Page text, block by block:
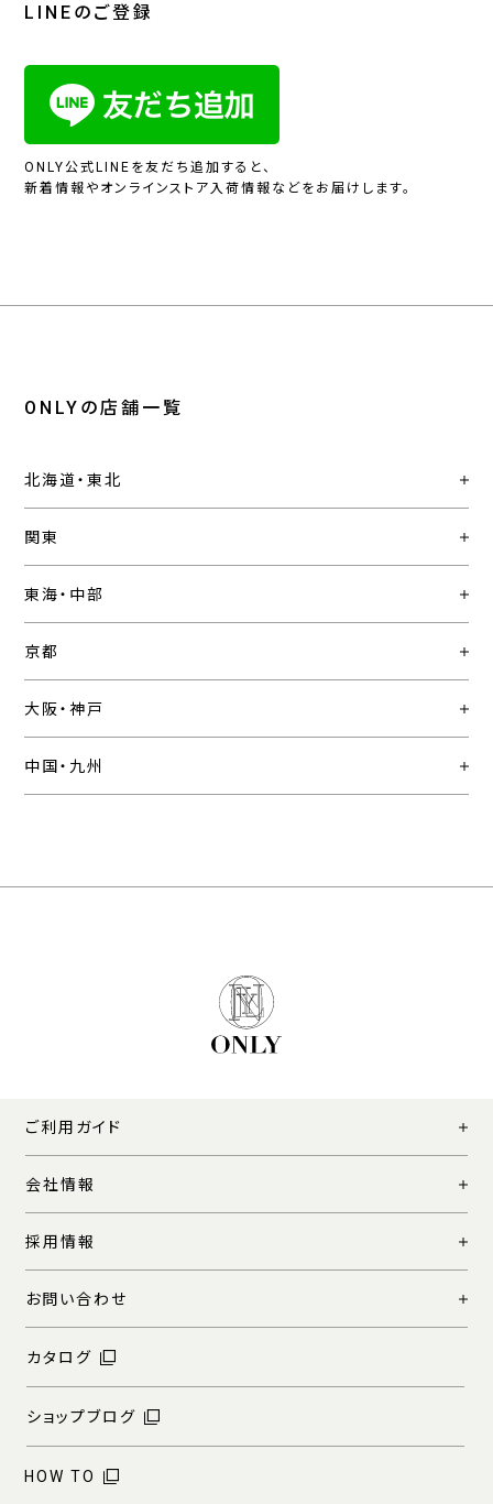
LINEのご登録
ONLY公式LINEを友だち追加すると、
新着情報やオンラインストア入荷情報などをお届けします。
ONLYの店舗一覧
北海道・東北
関東
東海・中部
京都
大阪・神戸
中国・九州
ご利用ガイド
会社情報
採用情報
お問い合わせ
カタログ
ショップブログ
HOW TO